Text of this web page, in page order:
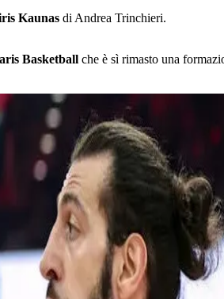
Kaunas di Andrea Trinchieri.
Basketball che è sì rimasto una